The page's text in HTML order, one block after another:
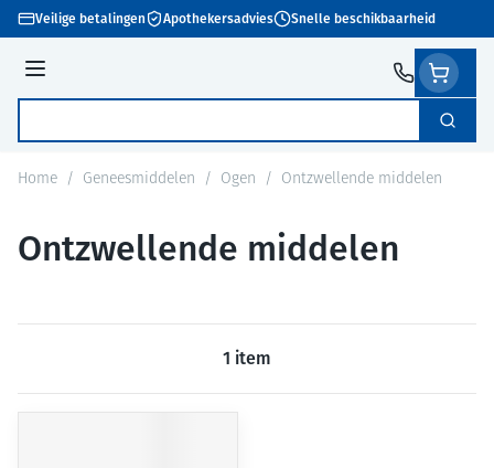
Ga naar de inhoud
Veilige betalingen Apothekersadvies Snelle beschikbaarheid
Menu
Zoek
Home / Geneesmiddelen / Ogen / Ontzwellende middelen
Ontzwellende middelen
1 item